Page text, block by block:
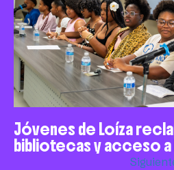
Jóvenes de Loíza
bibliotecas y acceso